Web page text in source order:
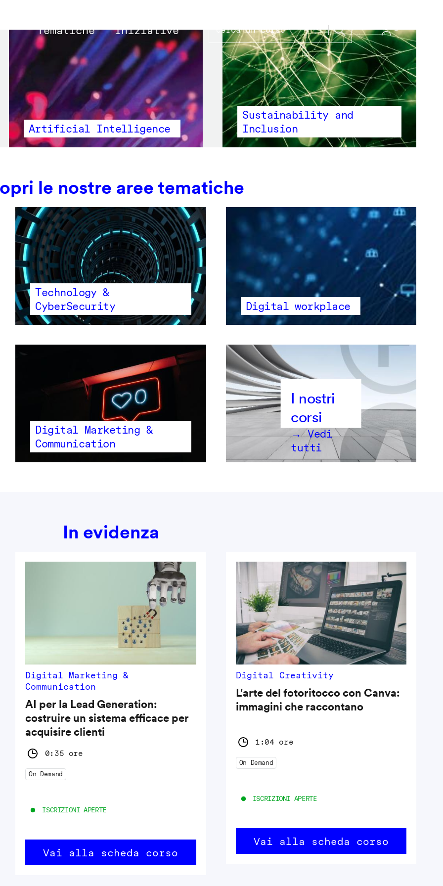
Main
navigation
Tematiche Iniziative
Artificial Intelligence
Sustainability and
Inclusion
le nostre aree tematiche
Technology &
CyberSecurity
Digital workplace
Digital Marketing &
Communication
→ Vedi
tutti
In evidenza
Digital Marketing &
Communication
AI per la Lead Generation:
costruire un sistema efficace per
acquisire clienti
0:35 ore
On Demand
ISCRIZIONI APERTE
Vai alla scheda corso
Digital Creativity
L'arte del fotoritocco con Canva:
immagini che raccontano
1:04 ore
On Demand
ISCRIZIONI APERTE
Vai alla scheda corso